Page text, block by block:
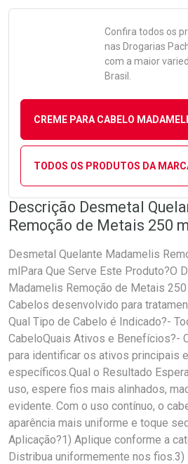
Confira todos os
nas Drogarias
com a maior
Brasil.
CREME PARA CABELO
TODOS OS PRODUTOS DA
Descrição Desmetal
Remoção de Metais 250
Desmetal Quelante Madamelis
mlPara Que Serve Este Produto?O
Madamelis Remoção de Metais
Cabelos desenvolvido para
Qual Tipo de Cabelo é Indicado?-
CabeloQuais Ativos e Benefícios?-
para identificar os ativos principais
específicos.Qual o Resultado
uso, espere fios mais alinhados,
evidente. Com o uso contínuo, o
aparência mais uniforme e toque
Aplicação?1) Aplique conforme a
Distribua uniformemente nos